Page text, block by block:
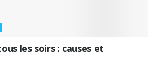
les soirs : causes et